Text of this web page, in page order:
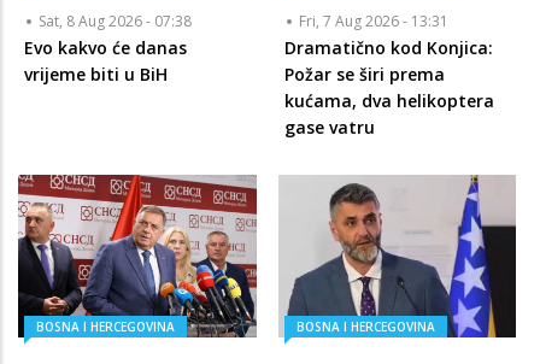
Sat, 8 Aug 2026 - 07:38
Evo kakvo će danas
vrijeme biti u BiH
Fri, 7 Aug 2026 - 13:31
Dramatično kod Konjica:
Požar se širi prema
kućama, dva helikoptera
gase vatru
BOSNA I HERCEGOVINA BOSNA I HERCEGOVINA